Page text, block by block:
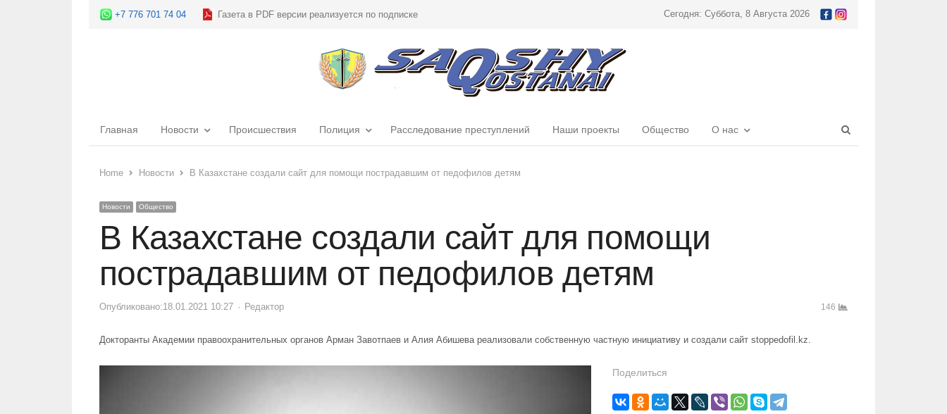
+7 776 701 74 04 Газета в PDF версии реализуется по подписке Сегодня: Суббота, 8 Августа 2026
Главная Новости Происшествия Полиция Расследование преступлений Наши проекты Общество О нас
Home
Новости В Казахстане создали сайт для помощи пострадавшим от педофилов детям
Новости Общество
В Казахстане создали сайт для помощи
пострадавшим от педофилов детям
Опубликовано:18.01.2021 10:27 Author
Редактор 146
Докторанты Академии правоохранительных органов Арман Завотпаев и Алия Абишева реализовали собственную частную инициативу и создали сайт stoppedofil.kz.
Поделиться